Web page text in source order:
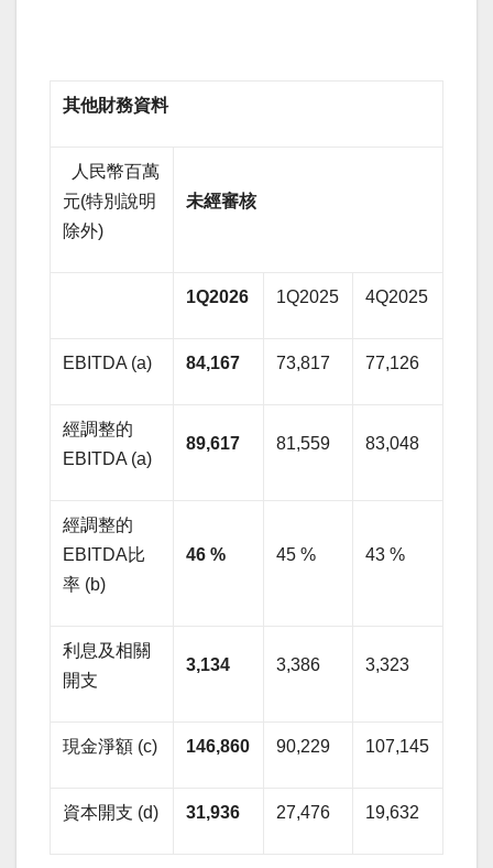
其他財務資料
人民幣百萬
元(特別說明
除外)
未經審核
1Q2026 1Q2025 4Q2025
EBITDA (a) 84,167 73,817 77,126
經調整的
EBITDA (a)
89,617 81,559 83,048
經調整的
EBITDA比
率 (b)
46 % 45 % 43 %
利息及相關
開支
3,134 3,386 3,323
現金淨額 (c) 146,860 90,229 107,145
資本開支 (d) 31,936 27,476 19,632